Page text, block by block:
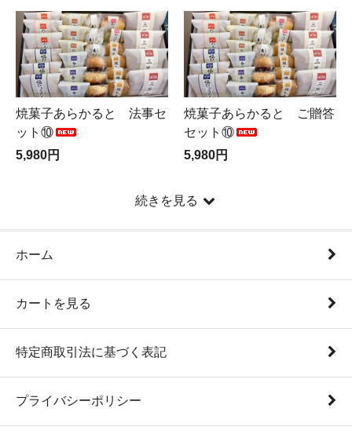
焼菓子あらかると 法事セ
ット⑩
5,980円
焼菓子あらかると ご贈答
セット⑩
5,980円
続きを見る
ホーム
カートを見る
特定商取引法に基づく表記
プライバシーポリシー